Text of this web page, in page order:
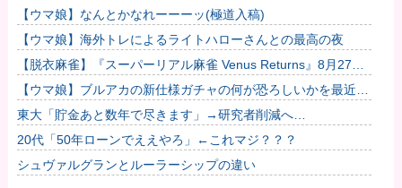
を公開！
【ウマ娘】なんとかなれーーーッ(極道入稿)
【ウマ娘】海外トレによるライトハローさんとの最高の夜
【脱衣麻雀】『スーパーリアル麻雀 Venus Returns』8月27日
に発売決定！他
【ウマ娘】ブルアカの新仕様ガチャの何が恐ろしいかを最近の
ウマ娘ガチャに例えると…地獄だな？他
東大「貯金あと数年で尽きます」→研究者削減へ…
20代「50年ローンでええやろ」←これマジ？？？
シュヴァルグランとルーラーシップの違い